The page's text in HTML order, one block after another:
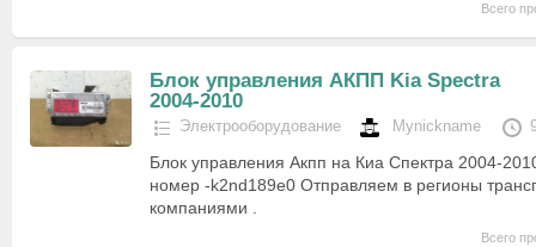
Всего
Блок управления АКПП Kia Spectra
2004-2010
Электрооборудование Mynickname
Блок управления Акпп на Киа Спектра 2004-
номер -k2nd189e0 Отправляем в регионы
компаниями .
Всего